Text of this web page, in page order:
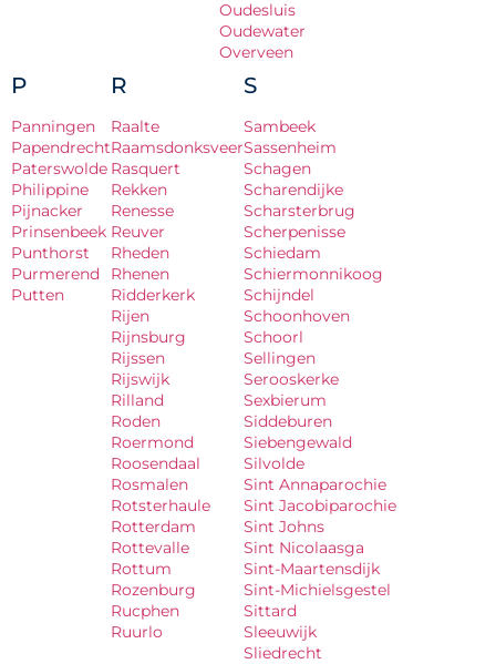
Oudesluis
Oudewater
Overveen
P
Panningen
Papendrecht
Paterswolde
Philippine
Pijnacker
Prinsenbeek
Punthorst
Purmerend
Putten
R
Raalte
Raamsdonksveer
Rasquert
Rekken
Renesse
Reuver
Rheden
Rhenen
Ridderkerk
Rijen
Rijnsburg
Rijssen
Rijswijk
Rilland
Roden
Roermond
Roosendaal
Rosmalen
Rotsterhaule
Rotterdam
Rottevalle
Rottum
Rozenburg
Rucphen
Ruurlo
S
Sambeek
Sassenheim
Schagen
Scharendijke
Scharsterbrug
Scherpenisse
Schiedam
Schiermonnikoog
Schijndel
Schoonhoven
Schoorl
Sellingen
Serooskerke
Sexbierum
Siddeburen
Siebengewald
Silvolde
Sint Annaparochie
Sint Jacobiparochie
Sint Johns
Sint Nicolaasga
Sint-Maartensdijk
Sint-Michielsgestel
Sittard
Sleeuwijk
Sliedrecht